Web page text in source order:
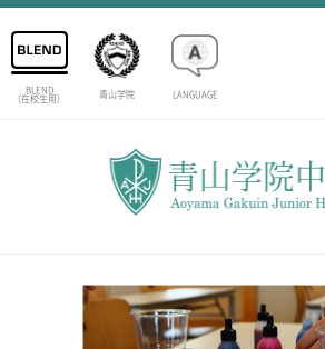
BLEND
（在校生用） 青山学院 LANGUAGE
特色ある教育
生徒数・教職員数